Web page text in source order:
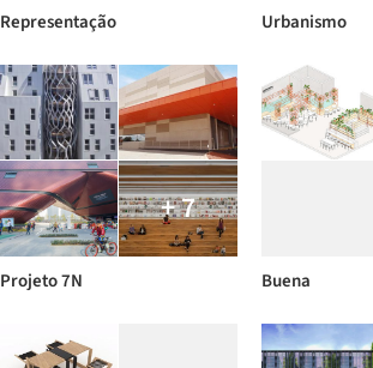
Representação Urbanismo
+ 7
Projeto 7N Buena